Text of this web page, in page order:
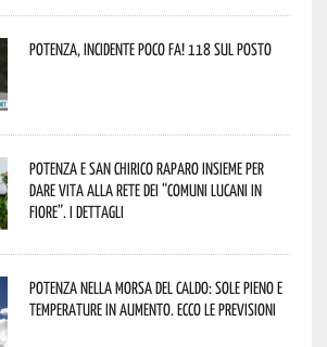
Potenza, incidente poco fa! 118 sul posto
Potenza e San Chirico Raparo insieme per
dare vita alla rete dei “Comuni Lucani in
Fiore”. I dettagli
Potenza nella morsa del caldo: sole pieno e
temperature in aumento. Ecco le previsioni